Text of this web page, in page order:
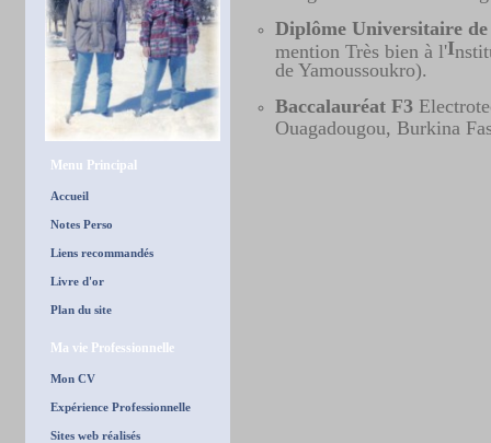
Menu Principal
Accueil
Notes Perso
Liens recommandés
Livre d'or
Plan du site
Ma vie Professionnelle
Mon CV
Expérience Professionnelle
Sites web réalisés
Diplôme Universitaire
mention Très bien à l'I
de Yamoussoukro).
Baccalauréat F3
Ouagadougou, Burkina